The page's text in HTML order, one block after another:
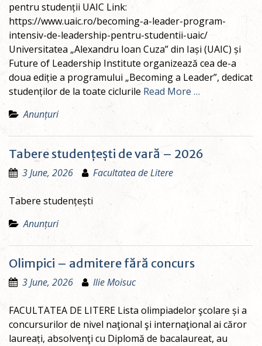
pentru studenții UAIC Link:
https://www.uaic.ro/becoming-a-leader-program-
intensiv-de-leadership-pentru-studentii-uaic/
Universitatea „Alexandru Ioan Cuza” din Iași (UAIC) și
Future of Leadership Institute organizează cea de-a
doua ediție a programului „Becoming a Leader”, dedicat
studenților de la toate ciclurile Read More …
Anunțuri
Tabere studențești de vară – 2026
3 June, 2026 Facultatea de Litere
Tabere studențești
Anunțuri
Olimpici – admitere fără concurs
3 June, 2026 Ilie Moisuc
FACULTATEA DE LITERE Lista olimpiadelor şcolare și a
concursurilor de nivel naţional şi internaţional ai căror
laureați, absolvenţi cu Diplomă de bacalaureat, au